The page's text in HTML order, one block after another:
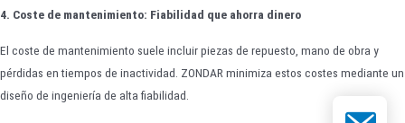
4. Coste de mantenimiento: Fiabilidad que ahorra dinero
El coste de mantenimiento suele incluir piezas de repuesto, mano de obra y
pérdidas en tiempos de inactividad. ZONDAR minimiza estos costes mediante un
diseño de ingeniería de alta fiabilidad.
Correo